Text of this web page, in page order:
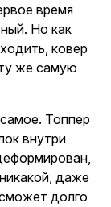
время
Но как
ковер
же самую
Топпер
внутри
даже
долго